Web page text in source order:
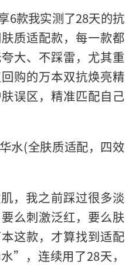
6款我实测了28天的抗
质适配款，每一款都
大、不踩雷，尤其重
购的万本双抗焕亮精
误区，精准匹配自己
水(全肤质适配，四效
，我之前踩过很多淡
么刺激泛红，要么肤
这款，才算找到适配
”，连续用了28天，